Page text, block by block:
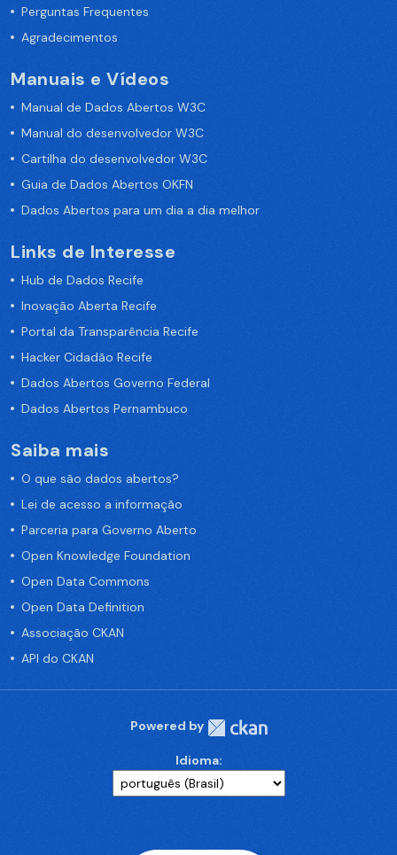
Perguntas Frequentes
Agradecimentos
Manuais e Vídeos
Manual de Dados Abertos W3C
Manual do desenvolvedor W3C
Cartilha do desenvolvedor W3C
Guia de Dados Abertos OKFN
Dados Abertos para um dia a dia melhor
Links de Interesse
Hub de Dados Recife
Inovação Aberta Recife
Portal da Transparência Recife
Hacker Cidadão Recife
Dados Abertos Governo Federal
Dados Abertos Pernambuco
Saiba mais
O que são dados abertos?
Lei de acesso a informação
Parceria para Governo Aberto
Open Knowledge Foundation
Open Data Commons
Open Data Definition
Associação CKAN
API do CKAN
Powered by
Idioma